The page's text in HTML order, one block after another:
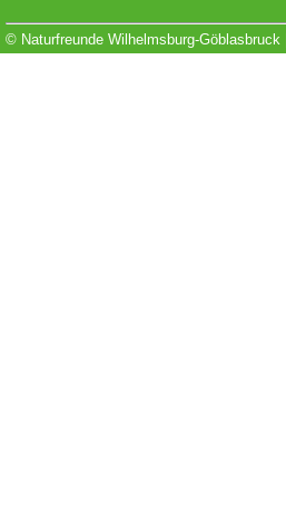
© Naturfreunde Wilhelmsburg-Göblasbruck |